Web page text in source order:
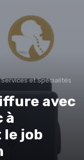
Services et Spécialités
avec
à
job